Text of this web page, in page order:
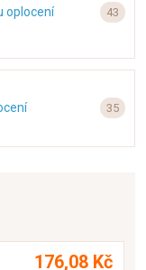
oplocení 43
35
176,08 Kč